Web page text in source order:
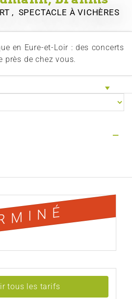
, SPECTACLE À VICHÈRES
en Eure-et-Loir : des concerts
près de chez vous.
—
tous les tarifs